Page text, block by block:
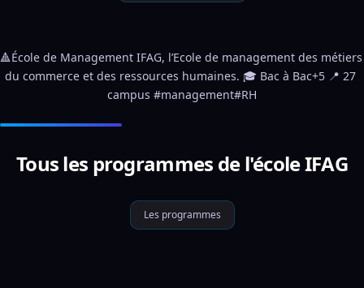
🔺École de Management IFAG, l’Ecole de management des métiers
du commerce et des ressources humaines. 🎓 Bac à Bac+5 📍 27
campus #management#RH
Tous les programmes de l'école IFAG
Les programmes